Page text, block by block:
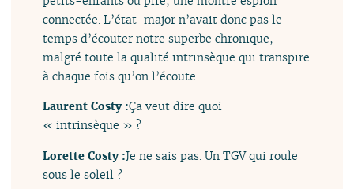
connectée. L’état-major n’avait donc pas le
temps d’écouter notre superbe chronique,
malgré toute la qualité intrinsèque qui transpire
à chaque fois qu’on l’écoute.
Laurent Costy :Ça veut dire quoi
« intrinsèque » ?
Lorette Costy :Je ne sais pas. Un TGV qui roule
sous le soleil ?